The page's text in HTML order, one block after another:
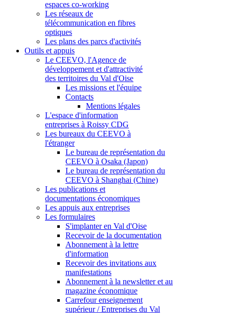
espaces co-working
Les réseaux de
télécommunication en fibres
optiques
Les plans des parcs d'activités
Outils et appuis
Le CEEVO, l'Agence de
développement et d'attractivité
des territoires du Val d'Oise
Les missions et l'équipe
Contacts
Mentions légales
L'espace d'information
entreprises à Roissy CDG
Les bureaux du CEEVO à
l'étranger
Le bureau de représentation du
CEEVO à Osaka (Japon)
Le bureau de représentation du
CEEVO à Shanghai (Chine)
Les publications et
documentations économiques
Les appuis aux entreprises
Les formulaires
S'implanter en Val d'Oise
Recevoir de la documentation
Abonnement à la lettre
d'information
Recevoir des invitations aux
manifestations
Abonnement à la newsletter et au
magazine économique
Carrefour enseignement
supérieur / Entreprises du Val